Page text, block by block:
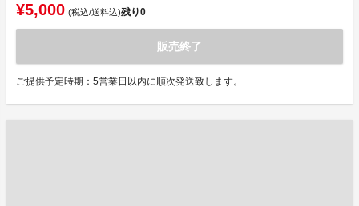
¥5,000 (税込/送料込)残り0
販売終了
ご提供予定時期：5営業日以内に順次発送致します。